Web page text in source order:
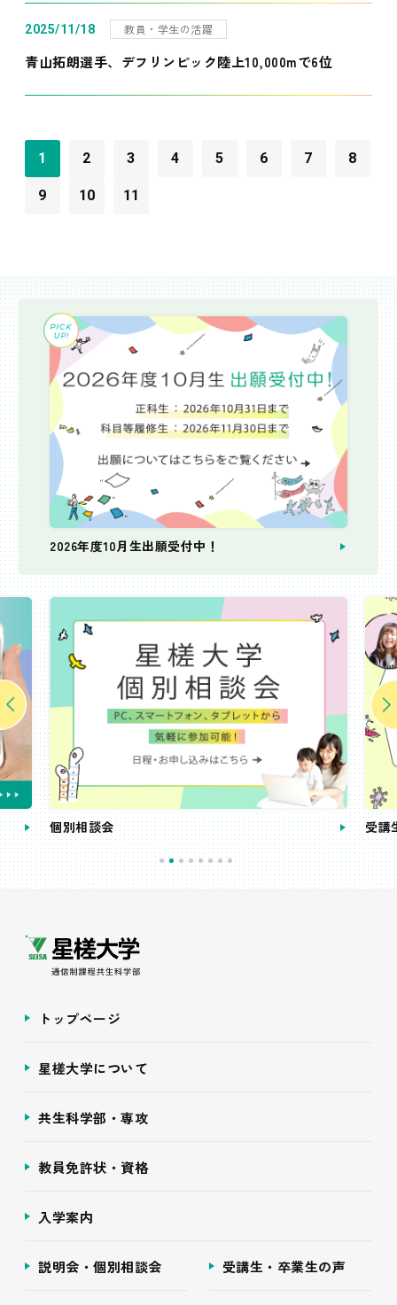
2025/11/18 教員・学生の活躍
青山拓朗選手、デフリンピック陸上10,000mで6位
1 2 3 4 5 6 7 8
9 10 11
2026年度10月生出願受付中！
個別相談会 受講
トップページ
星槎大学について
共生科学部・専攻
教員免許状・資格
入学案内
説明会・個別相談会 受講生・卒業生の声